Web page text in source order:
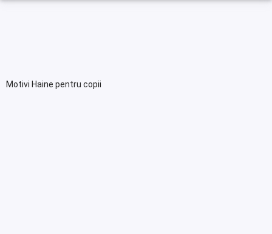
Motivi Haine pentru copii